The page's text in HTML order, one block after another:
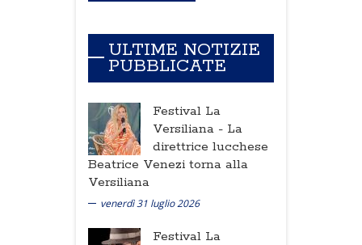
ULTIME NOTIZIE
PUBBLICATE
Festival La
Versiliana - La
direttrice lucchese
Beatrice Venezi torna alla
Versiliana
venerdì 31 luglio 2026
Festival La